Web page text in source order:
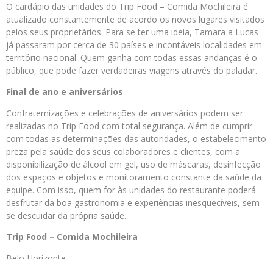
O cardápio das unidades do Trip Food – Comida Mochileira é
atualizado constantemente de acordo os novos lugares visitados
pelos seus proprietários. Para se ter uma ideia, Tamara a Lucas
já passaram por cerca de 30 países e incontáveis localidades em
território nacional. Quem ganha com todas essas andanças é o
público, que pode fazer verdadeiras viagens através do paladar.
Final de ano e aniversários
Confraternizações e celebrações de aniversários podem ser
realizadas no Trip Food com total segurança. Além de cumprir
com todas as determinações das autoridades, o estabelecimento
preza pela saúde dos seus colaboradores e clientes, com a
disponibilização de álcool em gel, uso de máscaras, desinfecção
dos espaços e objetos e monitoramento constante da saúde da
equipe. Com isso, quem for às unidades do restaurante poderá
desfrutar da boa gastronomia e experiências inesquecíveis, sem
se descuidar da própria saúde.
Trip Food – Comida Mochileira